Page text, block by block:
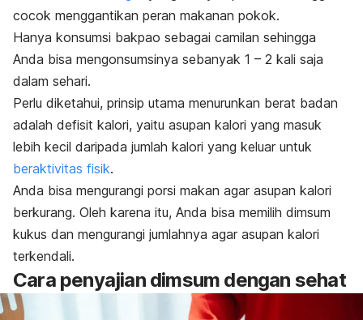
cocok menggantikan peran makanan pokok.
Hanya konsumsi bakpao sebagai camilan sehingga
Anda bisa mengonsumsinya sebanyak 1 – 2 kali saja
dalam sehari.
Perlu diketahui, prinsip utama menurunkan berat badan
adalah defisit kalori, yaitu asupan kalori yang masuk
lebih kecil daripada jumlah kalori yang keluar untuk
beraktivitas fisik.
Anda bisa mengurangi porsi makan agar asupan kalori
berkurang. Oleh karena itu, Anda bisa memilih dimsum
kukus dan mengurangi jumlahnya agar asupan kalori
terkendali.
Cara penyajian dimsum dengan sehat